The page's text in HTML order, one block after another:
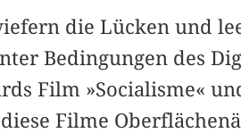
die Lücken und
Bedingungen des
Film »Socialisme«
Filme